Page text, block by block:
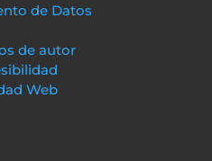
de Datos
de autor
Web